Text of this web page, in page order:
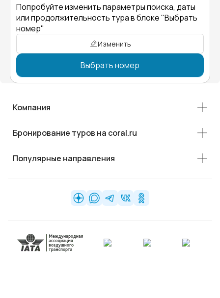
Попробуйте изменить параметры поиска, даты
или продолжительность тура в блоке "Выбрать
номер"
Изменить
Выбрать номер
Компания
Бронирование туров на coral.ru
Популярные направления